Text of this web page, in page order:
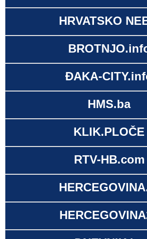
HRVATSKO
ĐAKA-
HMS.ba
KLIK.PLOČE
RTV-HB.com